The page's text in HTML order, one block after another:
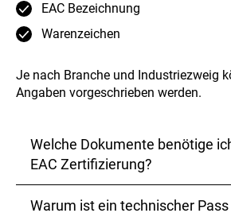
EAC Bezeichnung
Warenzeichen
Je nach Branche und Industriezweig
Angaben vorgeschrieben werden.
Welche Dokumente benötige
EAC Zertifizierung?
Für die EAC Zertifizierung
Warum ist ein technischer